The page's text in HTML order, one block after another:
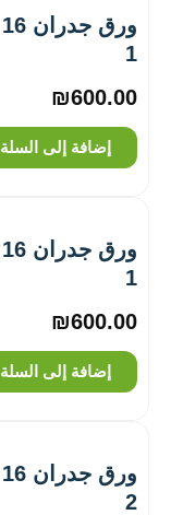
1
₪600.00
إضافة إلى السلة
1
₪600.00
إضافة إلى السلة
2